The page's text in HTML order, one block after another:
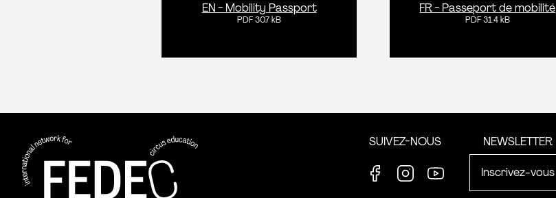
EN - Mobility Passport
PDF 30.7 kB
FR - Passeport de mobilité
PDF 31.4 kB
FEDEC - Réseau international pour la formation
professionnelle aux arts du cirque
SUIVEZ-NOUS
Youtube
NEWSLETTER
Inscrivez-vous